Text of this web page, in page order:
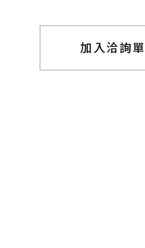
加入洽詢單